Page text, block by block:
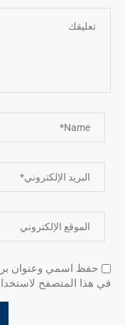
حفظ اسمي وعنوان
في هذا المتصفح